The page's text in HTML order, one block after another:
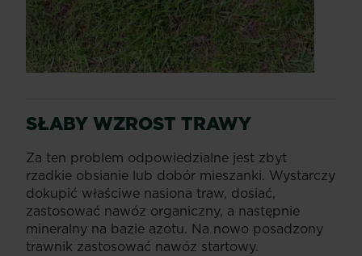
SŁABY WZROST TRAWY
Za ten problem odpowiedzialne jest zbyt
rzadkie obsianie lub dobór mieszanki. Wystarczy
dokupić właściwe nasiona traw, dosiać,
zastosować nawóz organiczny, a następnie
mineralny na bazie azotu. Na nowo posadzony
trawnik zastosować nawóz startowy.